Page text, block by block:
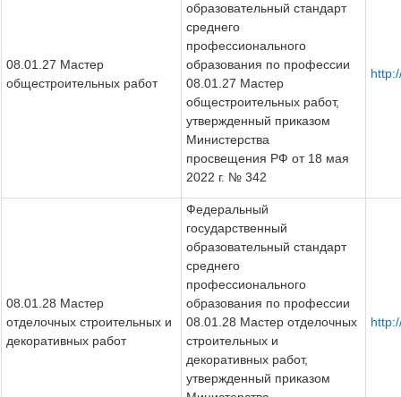
08.01.27 Мастер
общестроительных работ
образовательный стандарт
среднего
профессионального
образования по профессии
08.01.27 Мастер
общестроительных работ,
утвержденный приказом
Министерства
просвещения РФ от 18 мая
2022 г. № 342
08.01.28 Мастер
отделочных строительных и
декоративных работ
Федеральный
государственный
образовательный стандарт
среднего
профессионального
образования по профессии
08.01.28 Мастер отделочных
строительных и
декоративных работ,
утвержденный приказом